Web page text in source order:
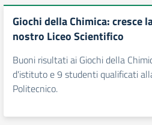
Giochi della Chimica: cresce
nostro Liceo Scientifico
Buoni risultati ai Giochi della
d'istituto e 9 studenti qualificati
Politecnico.